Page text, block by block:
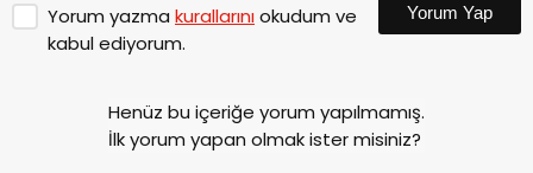
Yorum yazma kurallarınıokudum ve
kabul ediyorum.
Yorum Yap
Henüz bu içeriğe yorum yapılmamış.
İlk yorum yapan olmak ister misiniz?